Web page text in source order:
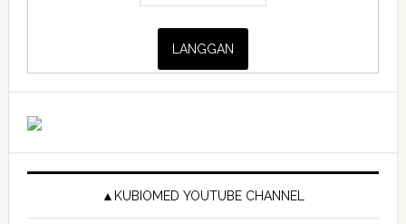
▲KUBIOMED YOUTUBE CHANNEL